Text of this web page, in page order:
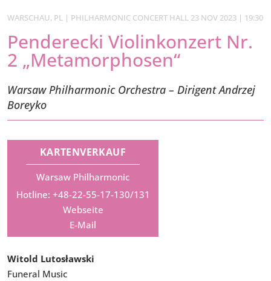
WARSCHAU, PL | PHILHARMONIC CONCERT HALL 23 NOV 2023 | 19:30
Penderecki Violinkonzert Nr.
2 „Metamorphosen“
Warsaw Philharmonic Orchestra – Dirigent Andrzej
Boreyko
KARTENVERKAUF
Warsaw Philharmonic
Hotline: +48-22-55-17-130/131
Webseite
E-Mail
Witold Lutosławski
Funeral Music